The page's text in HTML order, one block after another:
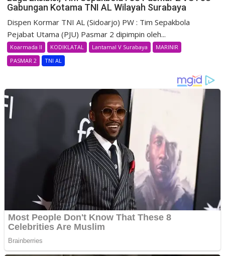
Gabungan Kotama TNI AL Wilayah Surabaya
Dispen Kormar TNI AL (Sidoarjo) PW : Tim Sepakbola
Pejabat Utama (PJU) Pasmar 2 dipimpin oleh...
Koarmada II KODIKLATAL Lantamal V Surabaya
MARINIR
PASMAR 2
TNI AL